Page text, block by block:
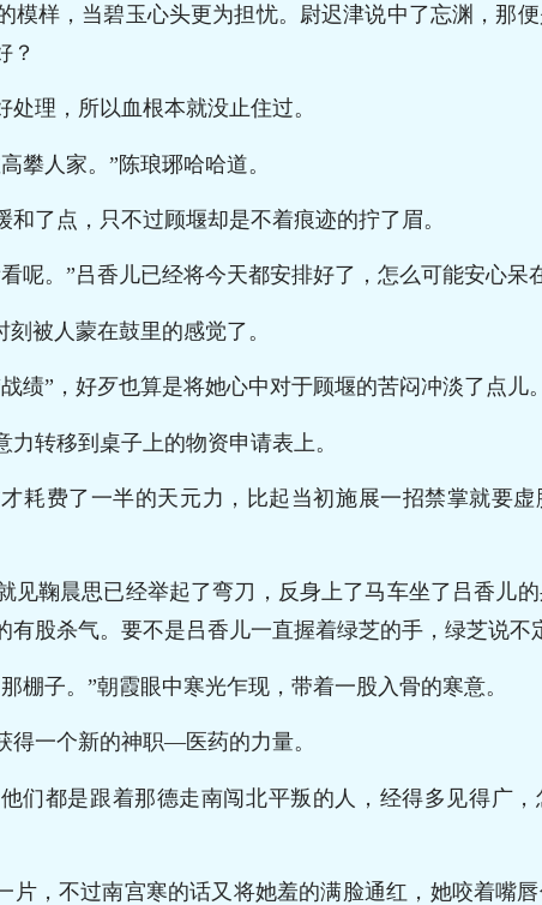
模样，当碧玉心头更为担忧。尉迟津说中了忘渊，那
？
理，所以血根本就没止住过。
攀人家。”陈琅琊哈哈道。
了点，只不过顾堰却是不着痕迹的拧了眉。
呢。”吕香儿已经将今天都安排好了，怎么可能安心呆
被人蒙在鼓里的感觉了。
绩”，好歹也算是将她心中对于顾堰的苦闷冲淡了点儿。
转移到桌子上的物资申请表上。
耗费了一半的天元力，比起当初施展一招禁掌就要虚
见鞠晨思已经举起了弯刀，反身上了马车坐了吕香儿
股杀气。要不是吕香儿一直握着绿芝的手，绿芝说不
棚子。”朝霞眼中寒光乍现，带着一股入骨的寒意。
得一个新的神职—医药的力量。
们都是跟着那德走南闯北平叛的人，经得多见得广
片，不过南宫寒的话又将她羞的满脸通红，她咬着嘴